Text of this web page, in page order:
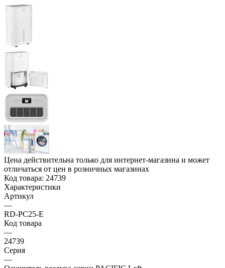
Цена действительна только для интернет-магазина и может
отличаться от цен в розничных магазинах
Код товара: 24739
Характеристики
Артикул
—
RD-PC25-E
Код товара
—
24739
Серия
—